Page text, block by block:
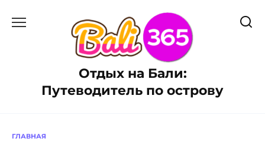
Отдых на Бали:
Путеводитель по острову
ГЛАВНАЯ